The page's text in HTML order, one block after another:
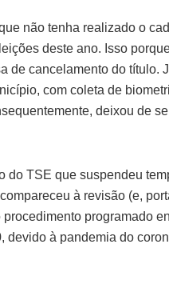
não tenha realizado o
deste ano. Isso
de cancelamento do título.
com coleta de
deixou de
do TSE que suspendeu
à revisão (e,
programado
devido à pandemia do